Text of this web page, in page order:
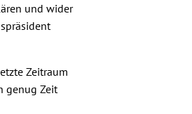
und wider
Zeitraum
genug Zeit